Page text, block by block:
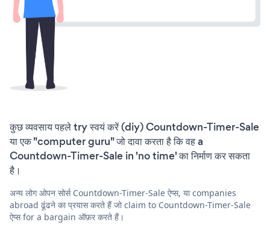
कुछ व्यवसाय पहले try स्वयं करें (diy) Countdown-Timer-Sale
या एक "computer guru" जो दावा करता है कि वह a
Countdown-Timer-Sale in 'no time' का निर्माण कर सकता
है।
अन्य लोग ओपन सोर्स Countdown-Timer-Sale ऐप्स, या companies
abroad ढूंढने का प्रयास करते हैं जो claim to Countdown-Timer-Sale
ऐप्स for a bargain ऑफ़र करते हैं।